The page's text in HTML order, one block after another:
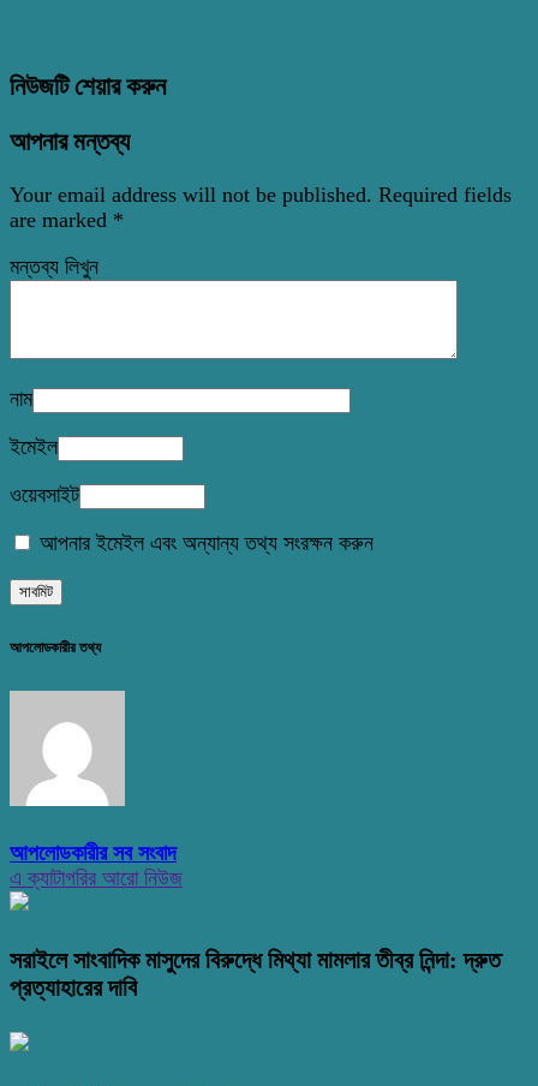
নিউজটি শেয়ার করুন
আপনার মন্তব্য
Your email address will not be published. Required fields
are marked *
মন্তব্য লিখুন
নাম
ইমেইল
ওয়েবসাইট
আপনার ইমেইল এবং অন্যান্য তথ্য সংরক্ষন করুন
আপলোডকারীর তথ্য
আপলোডকারীর সব সংবাদ
এ ক্যাটাগরির আরো নিউজ
সরাইলে সাংবাদিক মাসুদের বিরুদ্ধে মিথ্যা মামলার তীব্র নিন্দা: দ্রুত
প্রত্যাহারের দাবি